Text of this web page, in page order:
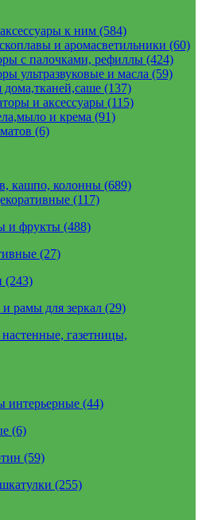
к ним (584)
и аромасветильники (60)
с палочками, рефиллы (424)
ультразвуковые и масла (59)
дома,тканей,саше (137)
и аксессуары (115)
и крема (91)
(6)
кашпо, колонны (689)
(117)
и фрукты (488)
(27)
(243)
рамы для зеркал (29)
газетницы,
интерьерные (44)
(6)
(59)
(255)